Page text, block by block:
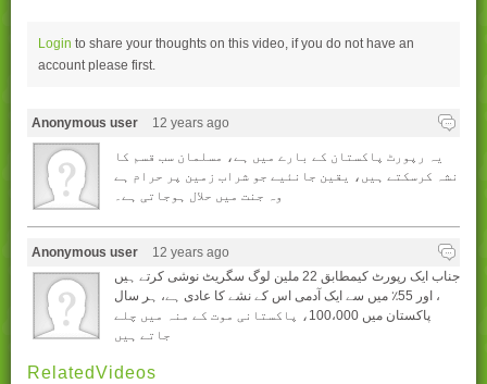
Login to share your thoughts on this video, if you do not have an
account please first.
Anonymous user 12 years ago
یہ رپورٹ پاکستان کے بارے میں ہے، مسلمان سب قسم کا
نشہ کرسکتے ہیں، یقین جانئیے جو شراب زمین پر حرام ہے
وہ جنت میں حلال ہوجاتی ہے۔
Anonymous user
12 years ago
جناب ایک رپورٹ کیمطابق 22 ملین لوگ سگریٹ نوشی کرتے ہیں
، اور 55٪ میں سے ایک آدمی اس کے نشے کا عادی ہے، ہر سال
پاکستان میں 100،000، پاکستانی موت کے منہ میں چلے
جاتے ہیں
RelatedVideos